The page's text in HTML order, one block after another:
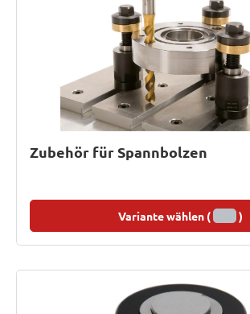
Zubehör für Spannbolzen
Variante wählen ( )